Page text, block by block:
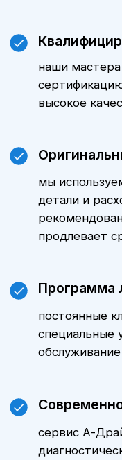
Цены
обслуживания БМВ
модели автомобиля,
объема
Уточнить
вашего автомобиля
обратившись к
Мы всегда готовы
оптимальные